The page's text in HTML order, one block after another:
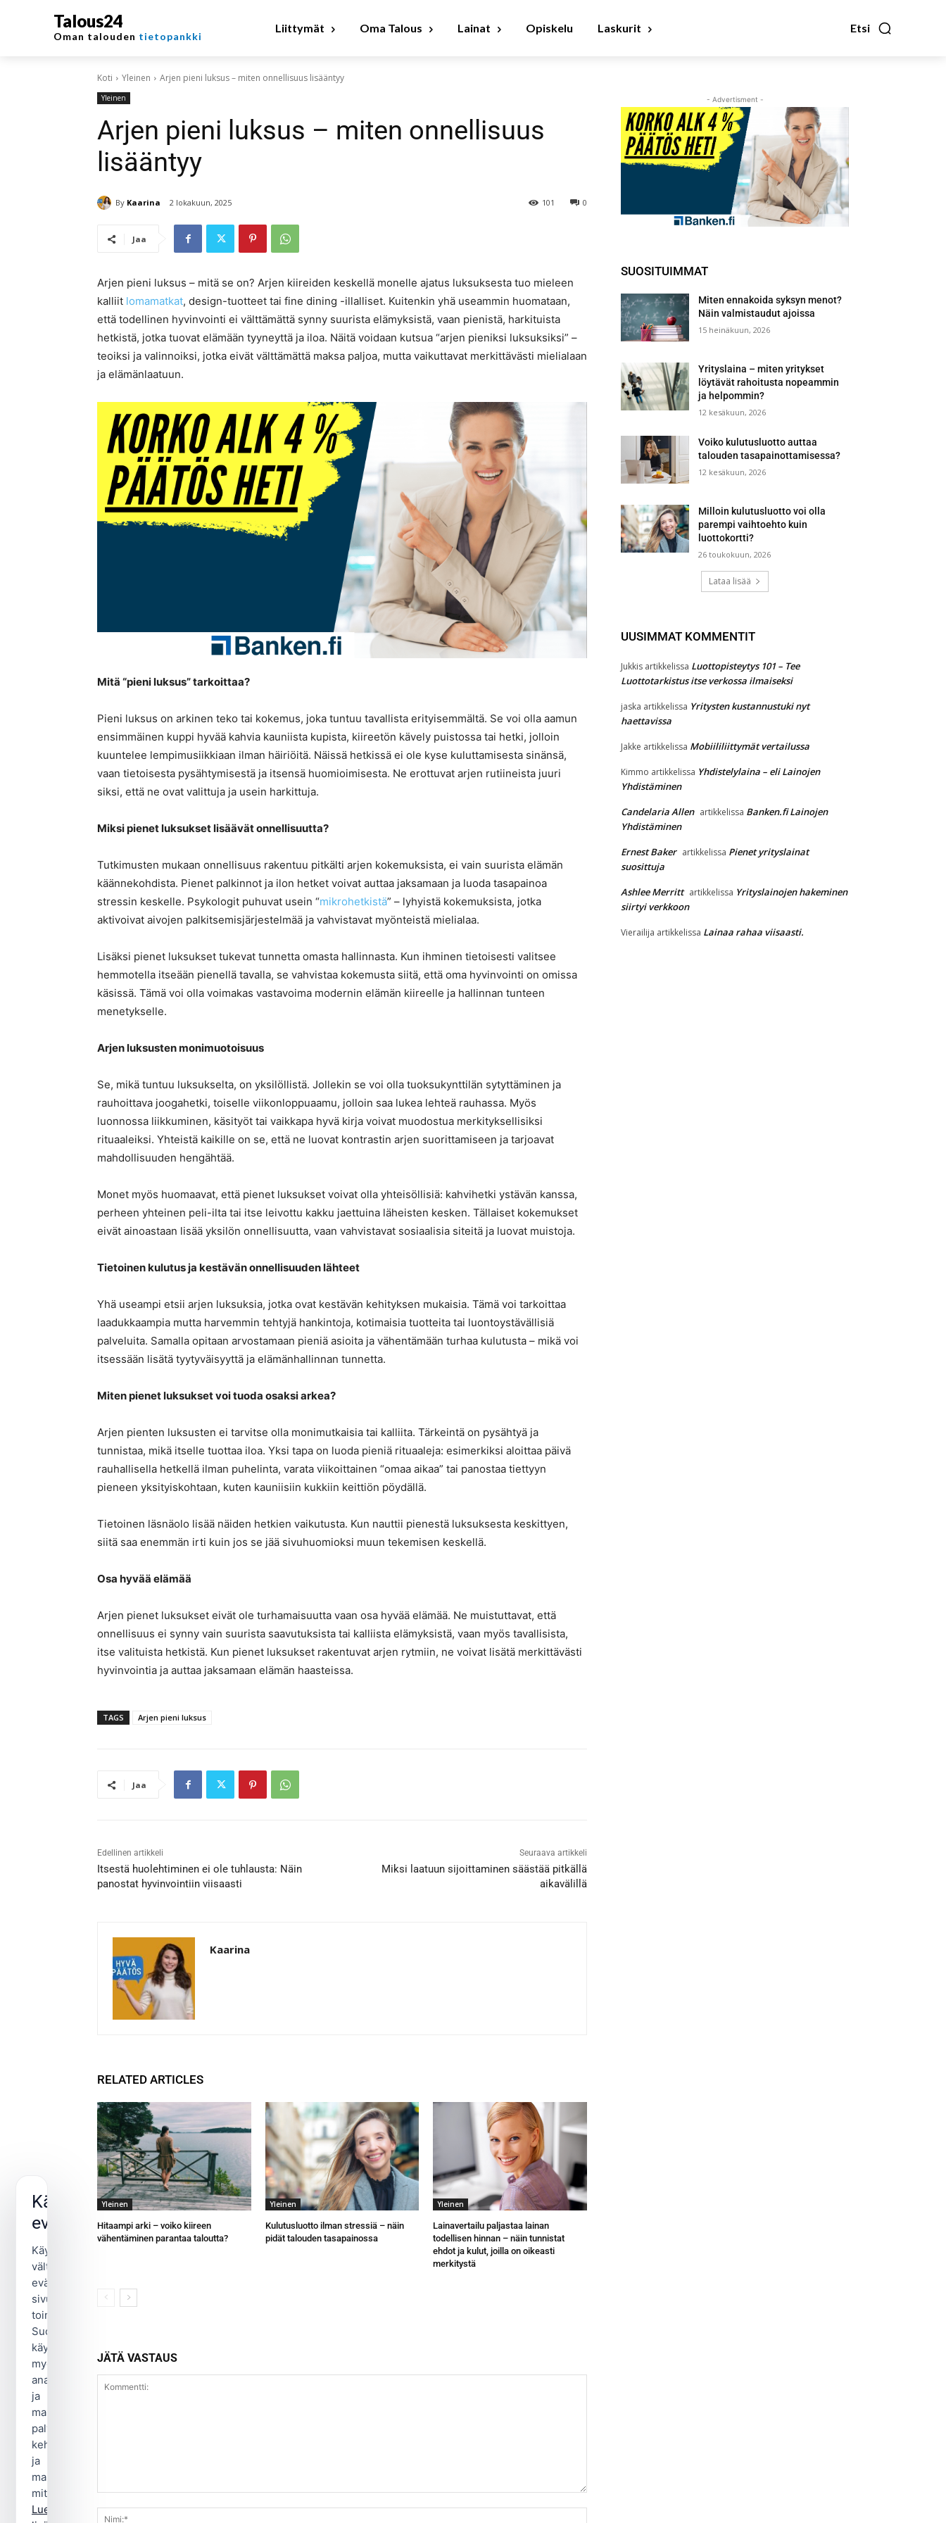
Talous24
Oman talouden tietopankki
Etsi
Liittymät Oma Talous Lainat Opiskelu Laskurit
Koti Yleinen Arjen pieni luksus – miten onnellisuus lisääntyy
Yleinen
Arjen pieni luksus – miten onnellisuus
lisääntyy
By Kaarina 2 lokakuun, 2025 0
101
Jaa
Arjen pieni luksus – mitä se on? Arjen kiireiden keskellä monelle ajatus luksuksesta tuo mieleen
kalliit lomamatkat, design-tuotteet tai fine dining -illalliset. Kuitenkin yhä useammin huomataan,
että todellinen hyvinvointi ei välttämättä synny suurista elämyksistä, vaan pienistä, harkituista
hetkistä, jotka tuovat elämään tyyneyttä ja iloa. Näitä voidaan kutsua “arjen pieniksi luksuksiksi” –
teoiksi ja valinnoiksi, jotka eivät välttämättä maksa paljoa, mutta vaikuttavat merkittävästi mielialaan
ja elämänlaatuun.
Mitä “pieni luksus” tarkoittaa?
Pieni luksus on arkinen teko tai kokemus, joka tuntuu tavallista erityisemmältä. Se voi olla aamun
ensimmäinen kuppi hyvää kahvia kauniista kupista, kiireetön kävely puistossa tai hetki, jolloin
kuuntelee lempimusiikkiaan ilman häiriöitä. Näissä hetkissä ei ole kyse kuluttamisesta sinänsä,
vaan tietoisesta pysähtymisestä ja itsensä huomioimisesta. Ne erottuvat arjen rutiineista juuri
siksi, että ne ovat valittuja ja usein harkittuja.
Miksi pienet luksukset lisäävät onnellisuutta?
Tutkimusten mukaan onnellisuus rakentuu pitkälti arjen kokemuksista, ei vain suurista elämän
käännekohdista. Pienet palkinnot ja ilon hetket voivat auttaa jaksamaan ja luoda tasapainoa
stressin keskelle. Psykologit puhuvat usein “mikrohetkistä” – lyhyistä kokemuksista, jotka
aktivoivat aivojen palkitsemisjärjestelmää ja vahvistavat myönteistä mielialaa.
Lisäksi pienet luksukset tukevat tunnetta omasta hallinnasta. Kun ihminen tietoisesti valitsee
hemmotella itseään pienellä tavalla, se vahvistaa kokemusta siitä, että oma hyvinvointi on omissa
käsissä. Tämä voi olla voimakas vastavoima modernin elämän kiireelle ja hallinnan tunteen
menetykselle.
Arjen luksusten monimuotoisuus
Se, mikä tuntuu luksukselta, on yksilöllistä. Jollekin se voi olla tuoksukynttilän sytyttäminen ja
rauhoittava joogahetki, toiselle viikonloppuaamu, jolloin saa lukea lehteä rauhassa. Myös
luonnossa liikkuminen, käsityöt tai vaikkapa hyvä kirja voivat muodostua merkityksellisiksi
rituaaleiksi. Yhteistä kaikille on se, että ne luovat kontrastin arjen suorittamiseen ja tarjoavat
mahdollisuuden hengähtää.
Monet myös huomaavat, että pienet luksukset voivat olla yhteisöllisiä: kahvihetki ystävän kanssa,
perheen yhteinen peli-ilta tai itse leivottu kakku jaettuina läheisten kesken. Tällaiset kokemukset
eivät ainoastaan lisää yksilön onnellisuutta, vaan vahvistavat sosiaalisia siteitä ja luovat muistoja.
Tietoinen kulutus ja kestävän onnellisuuden lähteet
Yhä useampi etsii arjen luksuksia, jotka ovat kestävän kehityksen mukaisia. Tämä voi tarkoittaa
laadukkaampia mutta harvemmin tehtyjä hankintoja, kotimaisia tuotteita tai luontoystävällisiä
palveluita. Samalla opitaan arvostamaan pieniä asioita ja vähentämään turhaa kulutusta – mikä voi
itsessään lisätä tyytyväisyyttä ja elämänhallinnan tunnetta.
Miten pienet luksukset voi tuoda osaksi arkea?
Arjen pienten luksusten ei tarvitse olla monimutkaisia tai kalliita. Tärkeintä on pysähtyä ja
tunnistaa, mikä itselle tuottaa iloa. Yksi tapa on luoda pieniä rituaaleja: esimerkiksi aloittaa päivä
rauhallisella hetkellä ilman puhelinta, varata viikoittainen “omaa aikaa” tai panostaa tiettyyn
pieneen yksityiskohtaan, kuten kauniisiin kukkiin keittiön pöydällä.
Tietoinen läsnäolo lisää näiden hetkien vaikutusta. Kun nauttii pienestä luksuksesta keskittyen,
siitä saa enemmän irti kuin jos se jää sivuhuomioksi muun tekemisen keskellä.
Osa hyvää elämää
Arjen pienet luksukset eivät ole turhamaisuutta vaan osa hyvää elämää. Ne muistuttavat, että
onnellisuus ei synny vain suurista saavutuksista tai kalliista elämyksistä, vaan myös tavallisista,
itse valituista hetkistä. Kun pienet luksukset rakentuvat arjen rytmiin, ne voivat lisätä merkittävästi
hyvinvointia ja auttaa jaksamaan elämän haasteissa.
TAGS Arjen pieni luksus
Jaa
Edellinen artikkeli
Itsestä huolehtiminen ei ole tuhlausta: Näin
panostat hyvinvointiin viisaasti
Seuraava artikkeli
Miksi laatuun sijoittaminen säästää pitkällä
aikavälillä
Kaarina
RELATED ARTICLES
Yleinen
Hitaampi arki – voiko kiireen
vähentäminen parantaa taloutta?
Yleinen
Kulutusluotto ilman stressiä – näin
pidät talouden tasapainossa
Yleinen
Lainavertailu paljastaa lainan
todellisen hinnan – näin tunnistat
ehdot ja kulut, joilla on oikeasti
merkitystä
JÄTÄ VASTAUS
- Advertisment -
SUOSITUIMMAT
Miten ennakoida syksyn menot?
Näin valmistaudut ajoissa
15 heinäkuun, 2026
Yrityslaina – miten yritykset
löytävät rahoitusta nopeammin
ja helpommin?
12 kesäkuun, 2026
Voiko kulutusluotto auttaa
talouden tasapainottamisessa?
12 kesäkuun, 2026
Milloin kulutusluotto voi olla
parempi vaihtoehto kuin
luottokortti?
26 toukokuun, 2026
Lataa lisää
UUSIMMAT KOMMENTIT
Jukkis artikkelissa Luottopisteytys 101 – Tee
Luottotarkistus itse verkossa ilmaiseksi
jaska artikkelissa Yritysten kustannustuki nyt
haettavissa
Jakke artikkelissa Mobiililiittymät vertailussa
Kimmo artikkelissa Yhdistelylaina – eli Lainojen
Yhdistäminen
Candelaria Allen artikkelissa Banken.fi Lainojen
Yhdistäminen
Ernest Baker artikkelissa Pienet yrityslainat
suosittuja
Ashlee Merritt artikkelissa Yrityslainojen hakeminen
siirtyi verkkoon
Vierailija artikkelissa Lainaa rahaa viisaasti.
Käytämme
evästeitä
Käytämme
välttämättömiä
evästeitä
sivuston
toimintaan.
Suostumuksellasi
käytämme
myös
analytiikka-
ja
markkinointievästeitä
palvelun
kehittämiseen
ja
mainonnan
mittaamiseen.
Lue